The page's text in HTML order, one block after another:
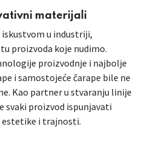
materijali
u industriji,
proizvoda koje nudimo.
proizvodnje i najbolje
i samostojeće čarape bile ne
Kao partner u stvaranju linije
svaki proizvod ispunjavati
estetike i trajnosti.